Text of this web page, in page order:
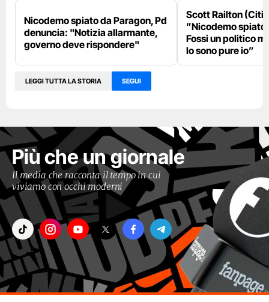
Nicodemo spiato da Paragon, Pd
denuncia: "Notizia allarmante,
governo deve rispondere"
Scott Railton
”Nicodemo spiato
Fossi un politico
lo sono pure io”
LEGGI TUTTA LA STORIA SEGUI
Più che un giornale
Il media che racconta il tempo in cui
viviamo con occhi moderni